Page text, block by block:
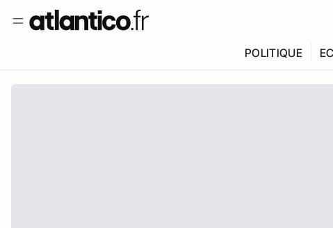
POLITIQUE